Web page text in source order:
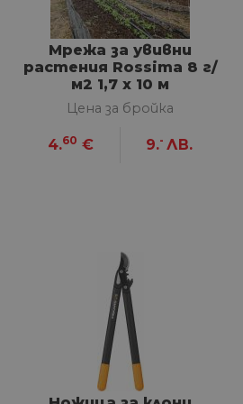
Мрежа за увивни
растения Rossima 8 г/
м2 1,7 x 10 м
Цена за бройка
4.60 € 9.- ЛВ.